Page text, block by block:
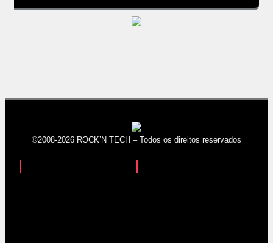
©2008-2026 ROCK’N TECH – Todos os direitos reservados